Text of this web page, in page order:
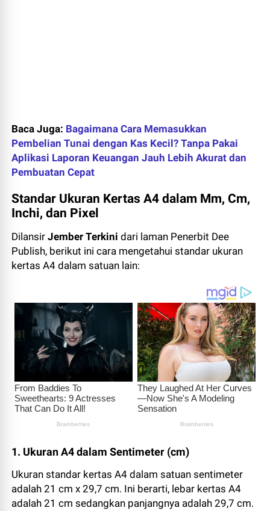
Baca Juga: Bagaimana Cara Memasukkan
Pembelian Tunai dengan Kas Kecil? Tanpa Pakai
Aplikasi Laporan Keuangan Jauh Lebih Akurat dan
Pembuatan Cepat
Standar Ukuran Kertas A4 dalam Mm, Cm,
Inchi, dan Pixel
DilansirJember Terkini dari laman Penerbit Dee
Publish, berikut ini cara mengetahui standar ukuran
kertas A4 dalam satuan lain:
1. Ukuran A4 dalam Sentimeter (cm)
Ukuran standar kertas A4 dalam satuan sentimeter
adalah 21 cm x 29,7 cm. Ini berarti, lebar kertas A4
adalah 21 cm sedangkan panjangnya adalah 29,7 cm.